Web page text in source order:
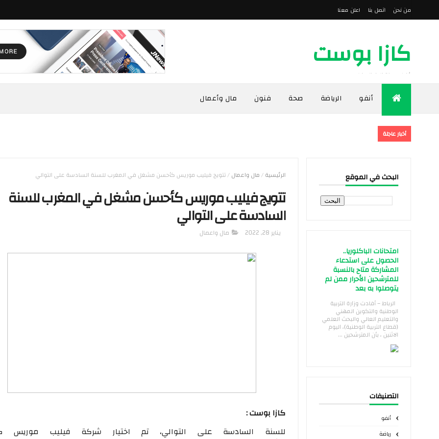
من نحن اتصل بنا اعلن معنا
كازا بوست
أخبار مدينة الدار البيضاء
أنفو الرياضة صحة فنون مال وأعمال
أخبار عاجلة
البحث في الموقع
امتحانات الباكلوريا..
الحصول على استدعاء
المشاركة متاح بالنسبة
للمترشحين الأحرار ممن لم
يتوصلوا به بعد
الرباط – أفادت وزارة التربية
الوطنية والتكوين المهني
والتعليم العالي والبحث العلمي
(قطاع التربية الوطنية)، اليوم
الاثنين ، بأن المترشحين ...
التصنيفات
أنفو
رياضة
الرئيسية/مال واعمال/تتويج فيليب موريس كأحسن مشغل في المغرب للسنة السادسة على التوالي
تتويج فيليب موريس كأحسن مشغل في المغرب للسنة
السادسة على التوالي
يناير 28, 2022 مال واعمال
كازا بوست :
للسنة السادسة على التوالي، تم اختيار شركة فيليب موريس